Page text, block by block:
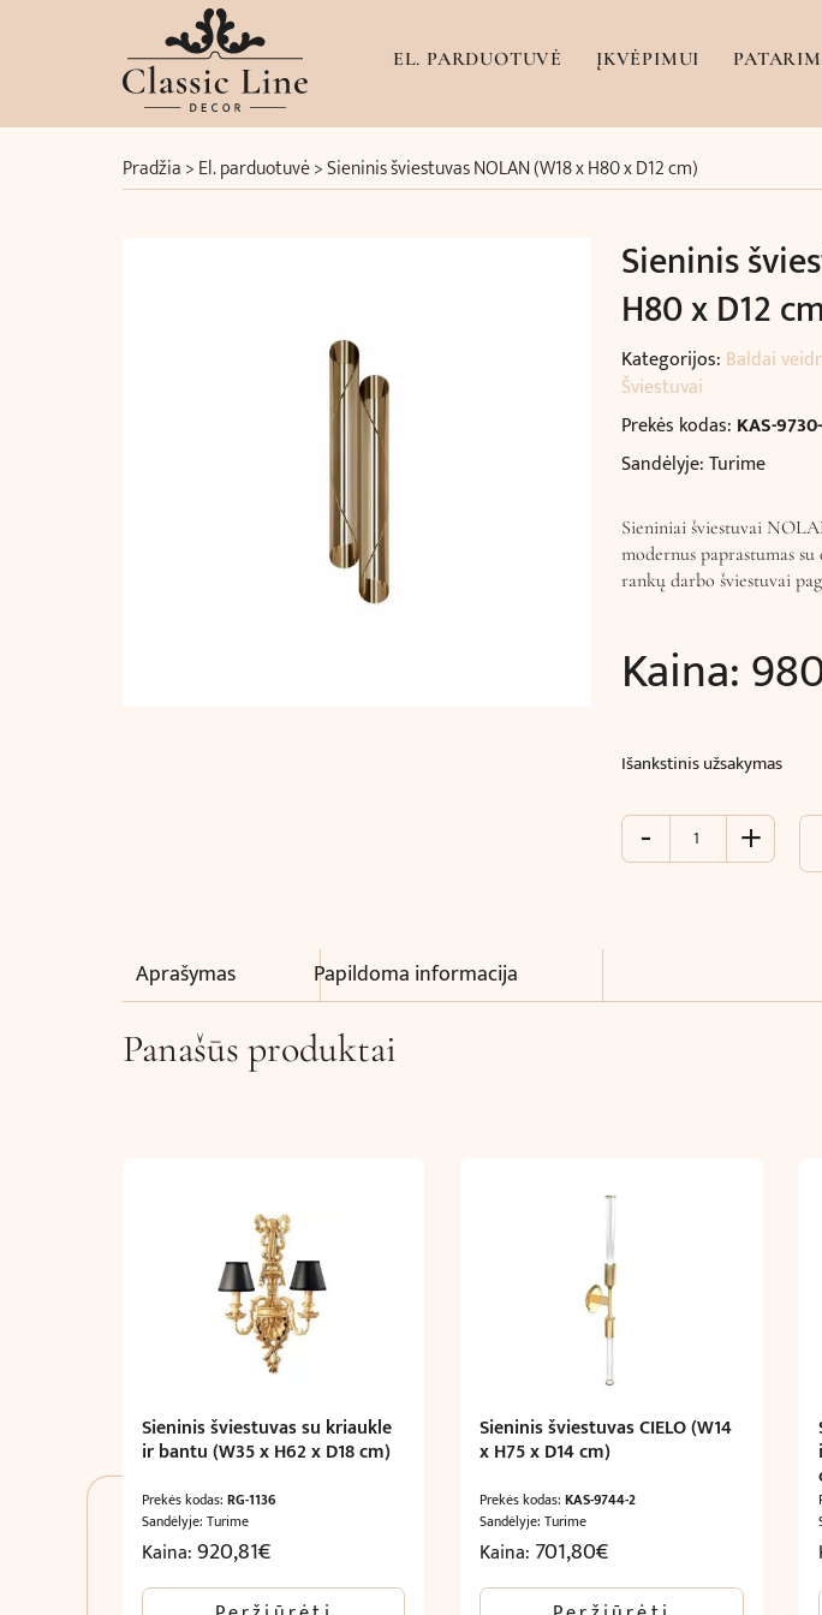
EL. PARDUOTUVĖ ĮKVĖPIMUI
Pradžia>El. parduotuvė>Sieninis šviestuvas NOLAN (W18 x H80 x D12 cm)
Sieninis
H80 x D12
Kategorijos: Baldai
Šviestuvai
Prekės kodas: KAS-
Sandėlyje: Turime
Sieniniai šviestuvai
modernus paprastumas
rankų darbo šviestuvai
Kaina:
Išankstinis užsakymas
-
produkto +
Aprašymas Papildoma informacija
Panašūs produktai
Sieninis šviestuvas su kriaukle
ir bantu (W35 x H62 x D18 cm)
Prekės kodas: RG-1136
Sandėlyje: Turime
Kaina:920,81€
Sieninis šviestuvas CIELO (W14
x H75 x D14 cm)
Prekės kodas:KAS-9744-2
Sandėlyje: Turime
Kaina: 701,80€